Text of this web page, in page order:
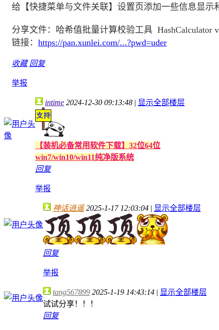
给【快捷菜单与文件关联】设置页添加一些信息显示
分享文件：哈希值批量计算校验工具 HashCalculator
链接： https://pan.xunlei.com/...?pwd=uder
收藏 回复
举报
intime 2024-12-30 09:13:48 | 显示全部楼层
【装机必备常用软件下载】32位64位
win7/win10/win11纯净版系统
回复
举报
神话逍遥2025-1-17 12:03:04 | 显示全部楼层
回复
举报
tang567899 2025-1-19 14:43:14 | 显示全部楼层
试试分享！！！
回复